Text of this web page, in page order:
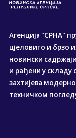
Агенција "СРНА"
цјеловито и брзо
новински
и рађени у
захтијева
техничком